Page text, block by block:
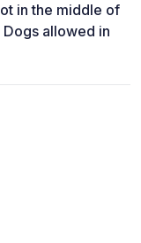
in the middle of
allowed in